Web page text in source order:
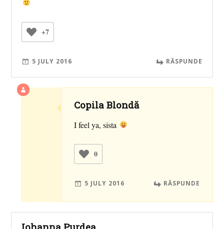
+7
5 JULY 2016 RĂSPUNDE
Copila Blondă
I feel ya, sista
0
5 JULY 2016 RĂSPUNDE